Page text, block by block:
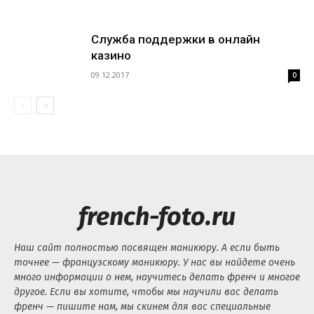
Служба поддержки в онлайн
казино
09.12.2017 0
french-foto.ru
Наш сайт полностью посвящен маникюру. А если быть
точнее — французскому маникюру. У нас вы найдете очень
много информации о нем, научитесь делать френч и многое
другое. Если вы хотите, чтобы мы научили вас делать
френч — пишите нам, мы скинем для вас специальные